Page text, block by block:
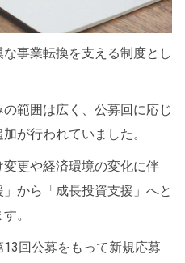
事業転換を支える制度とし
範囲は広く、公募回に応じ
が行われていました。
更や経済環境の変化に伴
から「成長投資支援」へと
。
回公募をもって新規応募